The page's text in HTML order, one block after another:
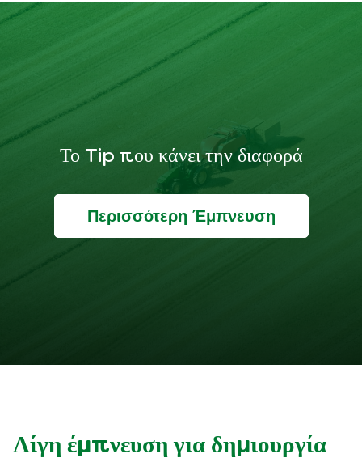
Το Tip που κάνει την διαφορά
Περισσότερη Έμπνευση
Λίγη έμπνευση για δημιουργία